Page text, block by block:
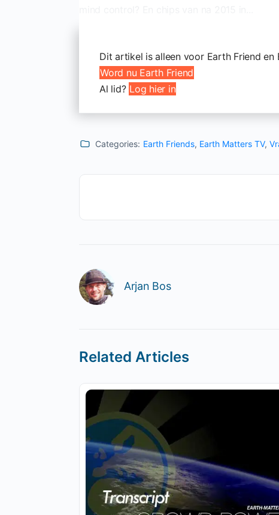
Dit artikel is alleen voor Earth Friend en
Word nu Earth Friend
Al lid? Log hier in
Categories: Earth Friends, Earth Matters TV,
Arjan Bos
Related Articles